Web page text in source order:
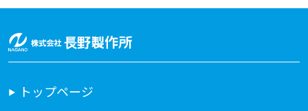
トップページ